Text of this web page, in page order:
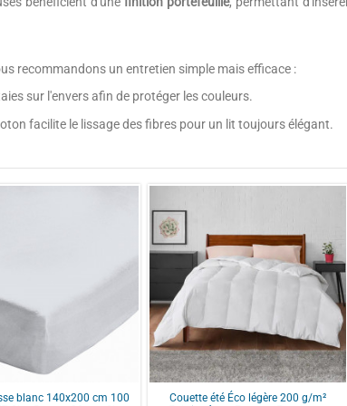
recommandons un entretien simple mais efficace :
sur l'envers afin de protéger les couleurs.
facilite le lissage des fibres pour un lit toujours élégant.
57 fils/cm²
2 taies 63x63 cm
ESTHÉTIQUE BOHÈME CHIC :
motifs ethniques. Son coloris noir,
à votre décoration.
QUALITÉ 100% COTON : profitez
serré de 57 fils/cm² garantit un
résistance à l'usage.
5
avis soumis à un
Voir tous les avis sur ce site
blanc 140x200 cm 100
Couette été Éco légère 200 g/m²